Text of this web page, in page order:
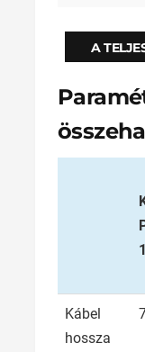
A
Kábel
hossza